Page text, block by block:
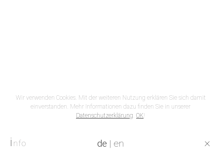
Wir verwenden Cookies. Mit der weiteren Nutzung erklären Sie sich damit
einverstanden. Mehr Informationen dazu finden Sie in unserer
Datenschutzerklärung. OK!
i de | en ×